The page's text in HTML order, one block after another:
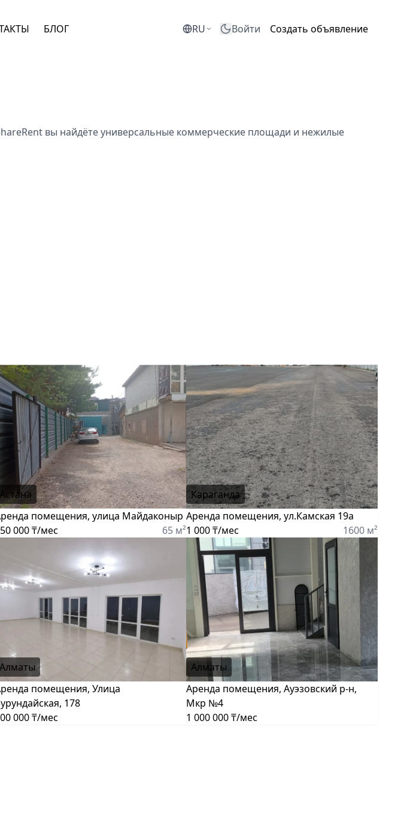
БЛОГ RU Войти Создать объявление
вы найдёте универсальные коммерческие площади и нежилые
Астана
помещения, улица Майдаконыр
000 ₸/мес
65 м²
Караганда
Аренда помещения, ул.Камская 19а
1 000 ₸/мес
1600 м²
Алматы
помещения, Улица
178
000 ₸/мес
Алматы
Аренда помещения, Ауэзовский р-н,
Мкр №4
1 000 000 ₸/мес